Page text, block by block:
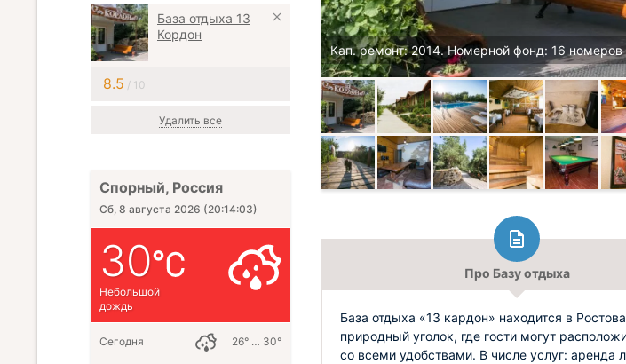
Кап. ремонт: 2014. Номерной фонд: 16 номеров
Про Базу отдыха
База отдыха «13 кардон» находится в
природный уголок, где гости могут
со всеми удобствами. В числе услуг: аренда
База отдыха 13
Кордон
8.5 / 10
Удалить все
Спорный, Россия
Сб, 8 августа 2026 (20:14:04)
30
Небольшой
дождь
Сегодня 26° … 30°